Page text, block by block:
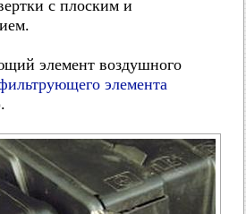
с плоским и
элемент воздушного
элемента